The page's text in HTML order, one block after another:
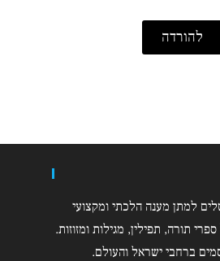
להורדה
למתן מענה הלכתי ומקצועי
תורה, תפילין, מגילות ומזוזות.
ברחבי ישראל והעולם.